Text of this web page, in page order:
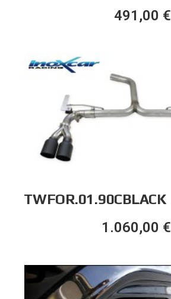
491,00 €
TWFOR.01.90CBLACK
1.060,00 €